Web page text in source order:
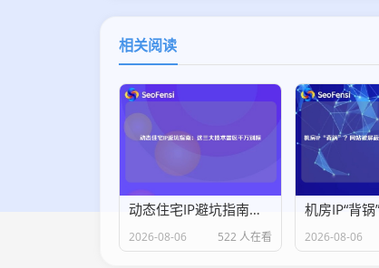
相关阅读
动态住宅IP避坑指南：这三大技术雷区千万别踩
2026-08-06 522 人在看 2026-08-06